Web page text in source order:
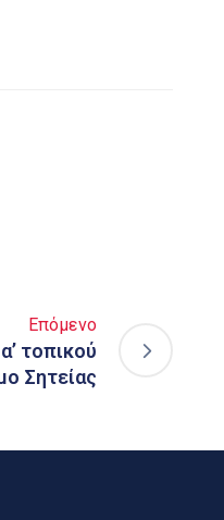
Επόμενο
τοπικού
Σητείας